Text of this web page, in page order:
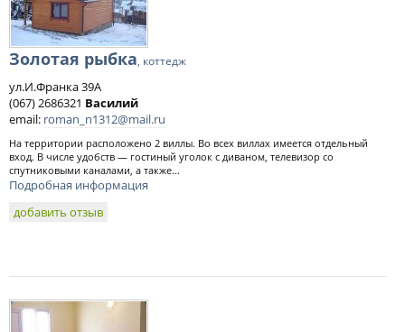
Золотая рыбка, коттедж
ул.И.Франка 39А
(067) 2686321 Василий
email: roman_n1312@mail.ru
На территории расположено 2 виллы. Во всех виллах имеется отдельный
вход. В числе удобств — гостиный уголок с диваном, телевизор со
спутниковыми каналами, а также...
Подробная информация
добавить отзыв